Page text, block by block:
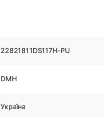
22821811DS117H-PU
DMH
Україна